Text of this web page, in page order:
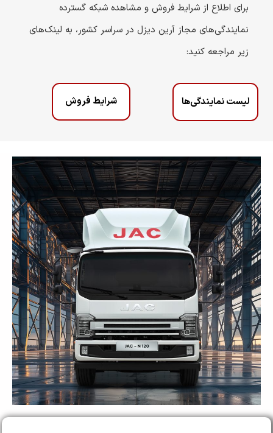
برای اطلاع از شرایط فروش و مشاهده شبکه گسترده
نمایندگی‌های مجاز آرین دیزل در سراسر کشور، به لینک‌های
زیر مراجعه کنید:
لیست نمایندگی‌ها شرایط فروش